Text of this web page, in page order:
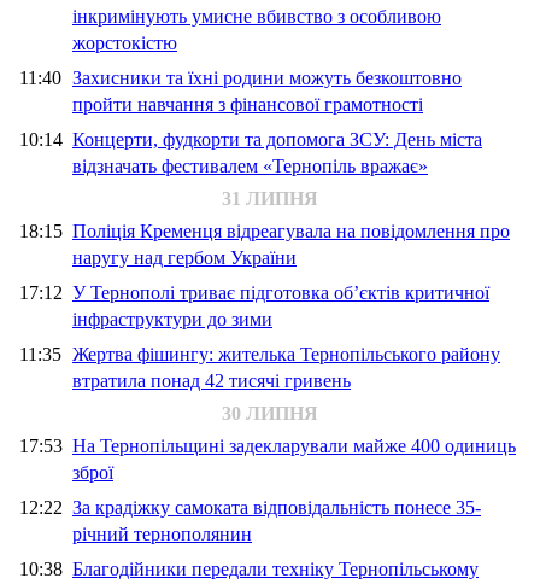
інкримінують умисне вбивство з особливою
жорстокістю
11:40 Захисники та їхні родини можуть безкоштовно
пройти навчання з фінансової грамотності
10:14 Концерти, фудкорти та допомога ЗСУ: День міста
відзначать фестивалем «Тернопіль вражає»
31 ЛИПНЯ
18:15 Поліція Кременця відреагувала на повідомлення про
наругу над гербом України
17:12 У Тернополі триває підготовка об’єктів критичної
інфраструктури до зими
11:35 Жертва фішингу: жителька Тернопільського району
втратила понад 42 тисячі гривень
30 ЛИПНЯ
17:53 На Тернопільщині задекларували майже 400 одиниць
зброї
12:22 За крадіжку самоката відповідальність понесе 35-
річний тернополянин
10:38 Благодійники передали техніку Тернопільському